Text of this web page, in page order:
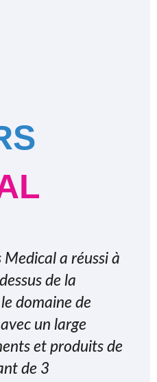
a réussi à
de la
domaine de
un large
et produits de
de 3